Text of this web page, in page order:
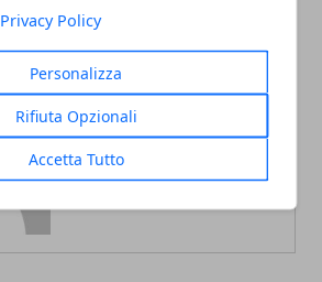
Privacy Policy
Personalizza
Rifiuta Opzionali
Accetta Tutto
Redazione